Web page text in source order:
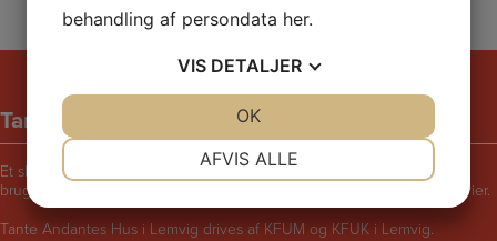
Tante Andantes hus
Et skægt og rart sted for børn i følge med voksne. Bliv udfordret til at
bruge fantasien, lege, synge, danse, male, opfinde eller fortælle historier.
Tante Andantes Hus i Lemvig drives af KFUM og KFUK i Lemvig.
behandling af persondata her.
VIS DETALJER
MARKETING STATISTIK
AFVIS ALLE
OK